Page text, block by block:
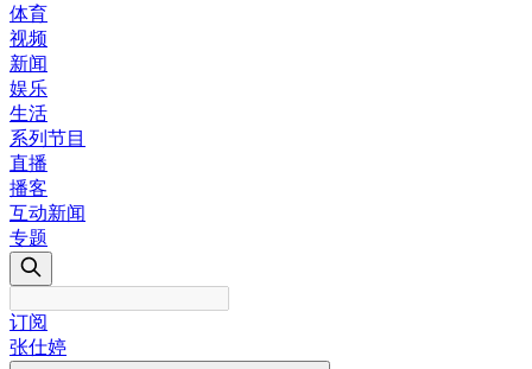
体育
视频
新闻
娱乐
生活
系列节目
直播
播客
互动新闻
专题
订阅
张仕婷